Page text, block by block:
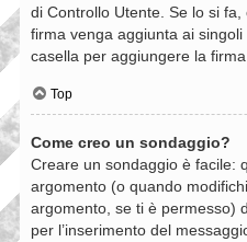
di Controllo Utente. Se lo si
firma venga aggiunta ai
casella per aggiungere la
Top
Come creo un sondaggio?
Creare un sondaggio è facile:
argomento (o quando
argomento, se ti è permesso)
per l’inserimento del